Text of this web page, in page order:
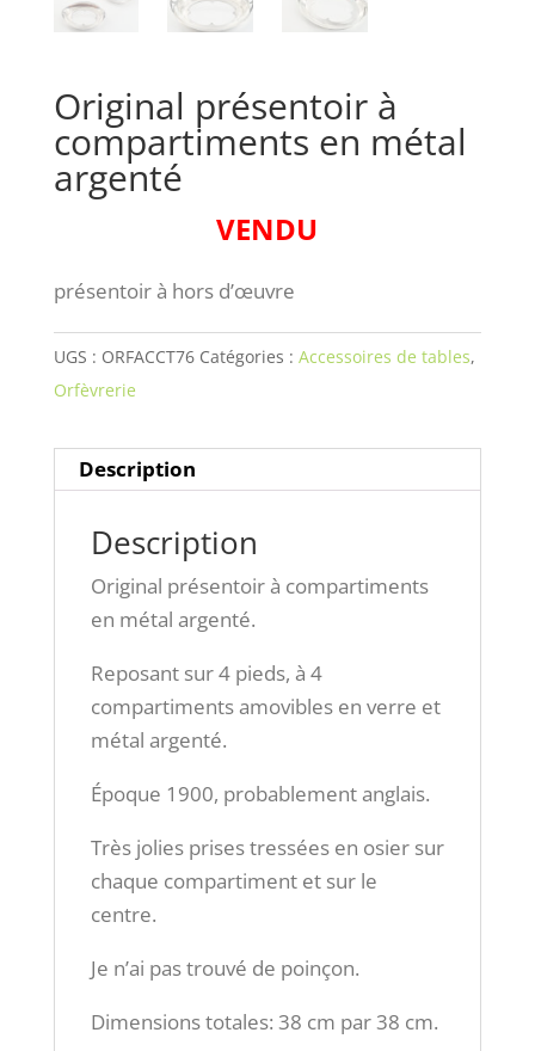
Original présentoir à
compartiments en métal
argenté
VENDU
présentoir à hors d’œuvre
UGS : ORFACCT76 Catégories : Accessoires de tables,
Orfèvrerie
Description
Description
Original présentoir à compartiments
en métal argenté.
Reposant sur 4 pieds, à 4
compartiments amovibles en verre et
métal argenté.
Époque 1900, probablement anglais.
Très jolies prises tressées en osier sur
chaque compartiment et sur le
centre.
Je n’ai pas trouvé de poinçon.
Dimensions totales: 38 cm par 38 cm.